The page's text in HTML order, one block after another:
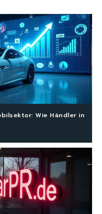
Wie Händler in